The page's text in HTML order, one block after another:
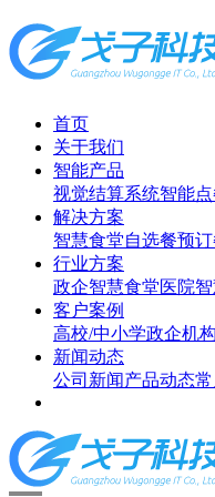
首页
关于我们
智能产品
视觉结算系统智能
解决方案
智慧食堂自选餐预
行业方案
政企智慧食堂医院
客户案例
高校/中小学政企机构
新闻动态
公司新闻产品动态